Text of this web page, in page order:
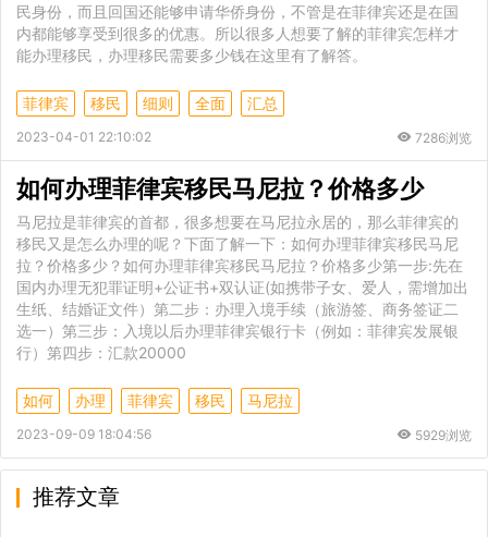
民身份，而且回国还能够申请华侨身份，不管是在菲律宾还是在国
内都能够享受到很多的优惠。所以很多人想要了解的菲律宾怎样才
能办理移民，办理移民需要多少钱在这里有了解答。
菲律宾 移民 细则 全面 汇总
2023-04-01 22:10:02 7286浏览
如何办理菲律宾移民马尼拉？价格多少
马尼拉是菲律宾的首都，很多想要在马尼拉永居的，那么菲律宾的
移民又是怎么办理的呢？下面了解一下：如何办理菲律宾移民马尼
拉？价格多少？如何办理菲律宾移民马尼拉？价格多少第一步:先在
国内办理无犯罪证明+公证书+双认证(如携带子女、爱人，需增加出
生纸、结婚证文件）第二步：办理入境手续（旅游签、商务签证二
选一）第三步：入境以后办理菲律宾银行卡（例如：菲律宾发展银
行）第四步：汇款20000
如何 办理 菲律宾 移民 马尼拉
2023-09-09 18:04:56 5929浏览
推荐文章